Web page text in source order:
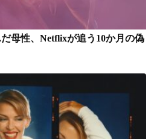
母性、Netflixが追う10か月の偽